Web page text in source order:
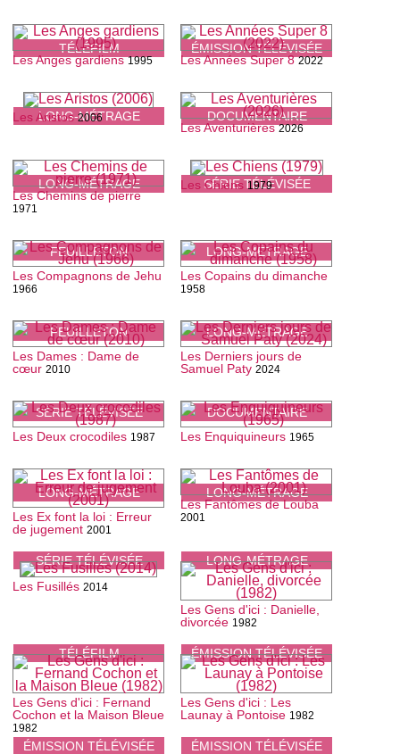
TÉLÉFILM ÉMISSION TÉLÉVISÉE
LONG-MÉTRAGE
Les Anges gardiens 1995
DOCUMENTAIRE
Les Années Super 8 2022
LONG-MÉTRAGE
Les Aristos 2006
SÉRIE TÉLÉVISÉE
Les Aventurières 2026
FEUILLETON
Les Chemins de pierre
1971
LONG-MÉTRAGE
Les Chiens 1979
FEUILLETON
Les Compagnons de Jehu
1966
LONG-MÉTRAGE
Les Copains du dimanche
1958
SÉRIE TÉLÉVISÉE
Les Dames : Dame de
cœur 2010
DOCUMENTAIRE
Les Derniers jours de
Samuel Paty 2024
LONG-MÉTRAGE
Les Deux crocodiles 1987
LONG-MÉTRAGE
Les Enquiquineurs 1965
SÉRIE TÉLÉVISÉE
Les Ex font la loi : Erreur
de jugement 2001
LONG-MÉTRAGE
Les Fantômes de Louba
2001
TÉLÉFILM
Les Fusillés 2014
ÉMISSION TÉLÉVISÉE
Les Gens d'ici : Danielle,
divorcée 1982
ÉMISSION TÉLÉVISÉE
Les Gens d'ici : Fernand
Cochon et la Maison Bleue
1982
ÉMISSION TÉLÉVISÉE
Les Gens d'ici : Les
Launay à Pontoise 1982